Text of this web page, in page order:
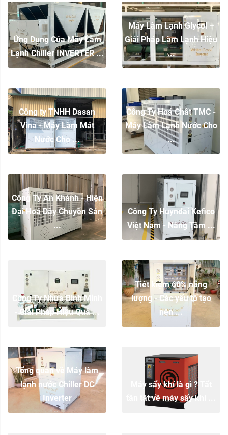
Ứng Dụng Của Máy Làm
Lạnh Chiller INVERTER ...
Máy Làm Lạnh Glycol –
Giải Pháp Làm Lạnh Hiệu
...
Công ty TNHH Dasan
Vina - Máy Làm Mát
Nước Cho ...
Công Ty Hoá Chất TMC -
Máy Làm Lạnh Nước Cho
...
Công Ty An Khánh - Hiện
Đại Hoá Dây Chuyền Sản
...
Công Ty Huyndai Kefico
Việt Nam - Nâng Tầm ...
Công Ty Nhựa Bình Minh
- Giải Pháp Hiệu Quả ...
Tiết kiệm 60% năng
lượng - Các yếu tố tạo
nên ...
Tổng quan về Máy làm
lạnh nước Chiller DC
Inverter
Máy sấy khí là gì ? Tất
tần tật về máy sấy khí ...